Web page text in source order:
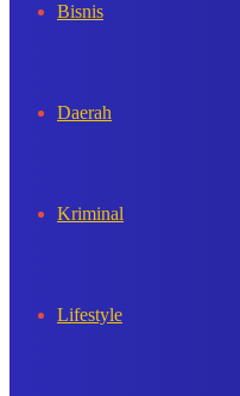
Bisnis
Daerah
Kriminal
Lifestyle